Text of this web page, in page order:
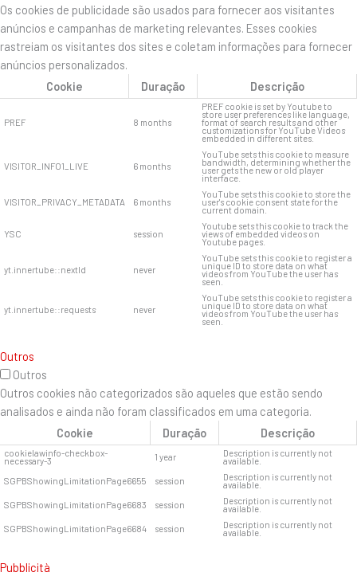
Os cookies de publicidade são usados ​​para fornecer aos visitantes
anúncios e campanhas de marketing relevantes. Esses cookies
rastreiam os visitantes dos sites e coletam informações para fornecer
anúncios personalizados.
Cookie
Duração Descrição
PREF 8 months
PREF cookie is set by Youtube to
store user preferences like language,
format of search results and other
customizations for YouTube Videos
embedded in different sites.
VISITOR_INFO1_LIVE 6 months
YouTube sets this cookie to measure
bandwidth, determining whether the
user gets the new or old player
interface.
VISITOR_PRIVACY_METADATA 6 months
YouTube sets this cookie to store the
user's cookie consent state for the
current domain.
YSC session
Youtube sets this cookie to track the
views of embedded videos on
Youtube pages.
yt.innertube::nextId never
YouTube sets this cookie to register a
unique ID to store data on what
videos from YouTube the user has
seen.
yt.innertube::requests never
YouTube sets this cookie to register a
unique ID to store data on what
videos from YouTube the user has
seen.
Outros
Outros
Outros cookies não categorizados são aqueles que estão sendo
analisados ​​e ainda não foram classificados em uma categoria.
Cookie
Duração Descrição
cookielawinfo-checkbox-
necessary-3 1 year Description is currently not
available.
SGPBShowingLimitationPage6655
session Description is currently not
available.
SGPBShowingLimitationPage6683
session Description is currently not
available.
SGPBShowingLimitationPage6684
session Description is currently not
available.
Pubblicità